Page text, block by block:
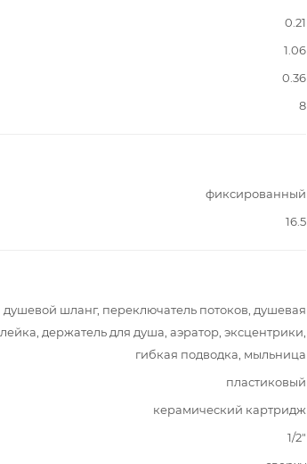
0.21
1.06
0.36
8
фиксированный
16.5
душевой шланг, переключатель потоков, душевая
лейка, держатель для душа, аэратор, эксцентрики,
гибкая подводка, мыльница
пластиковый
керамический картридж
1/2"